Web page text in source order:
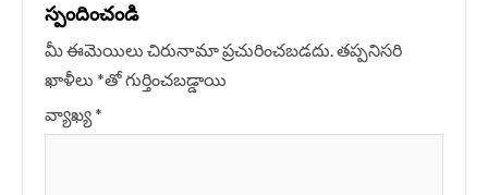
స్పందించండి
మీ ఈమెయిలు చిరునామా ప్రచురించబడదు.తప్పనిసరి
ఖాళీలు *‌తో గుర్తించబడ్డాయి
వ్యాఖ్య*